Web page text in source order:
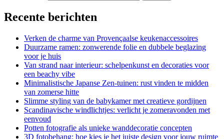
Recente berichten
Verken de charme van Provençaalse keukenaccessoires
Duurzame ramen: zonwerende folie en dubbele beglazing
voor je huis
Van strand naar interieur: schelpenkunst en decoraties voor
een beachy vibe
Minimalistische Japanse Zen-tuinen: rust vinden te midden
van zomerse hitte
Slimme styling van de babykamer met creatieve gordijnen
Scandinavische windlichtjes: verlicht je zomeravonden met
eenvoud
Potten fotografie als unieke wanddecoratie concepten
3D fotobehang: hoe kies je het juiste design voor jouw ruimte